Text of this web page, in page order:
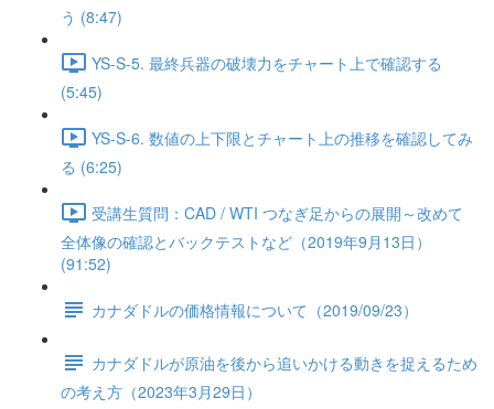
う (8:47)
YS-S-5. 最終兵器の破壊力をチャート上で確認する
(5:45)
YS-S-6. 数値の上下限とチャート上の推移を確認してみ
る (6:25)
受講生質問：CAD / WTI つなぎ足からの展開～改めて
全体像の確認とバックテストなど（2019年9月13日）
(91:52)
カナダドルの価格情報について（2019/09/23）
カナダドルが原油を後から追いかける動きを捉えるため
の考え方（2023年3月29日）